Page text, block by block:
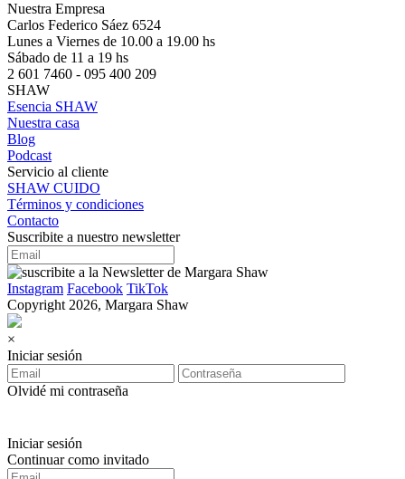
Nuestra Empresa
Carlos Federico Sáez 6524
Lunes a Viernes de 10.00 a 19.00 hs
Sábado de 11 a 19 hs
2 601 7460 - 095 400 209
SHAW
Esencia SHAW
Nuestra casa
Blog
Podcast
Servicio al cliente
SHAW CUIDO
Términos y condiciones
Contacto
Suscribite a nuestro newsletter
Instagram Facebook TikTok
Copyright 2026, Margara Shaw
×
Iniciar sesión
Olvidé mi contraseña
Iniciar sesión
Continuar como invitado